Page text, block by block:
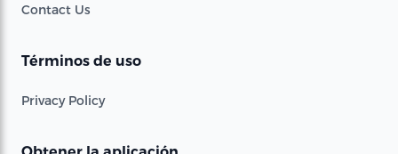
Contact Us
Términos de uso
Privacy Policy